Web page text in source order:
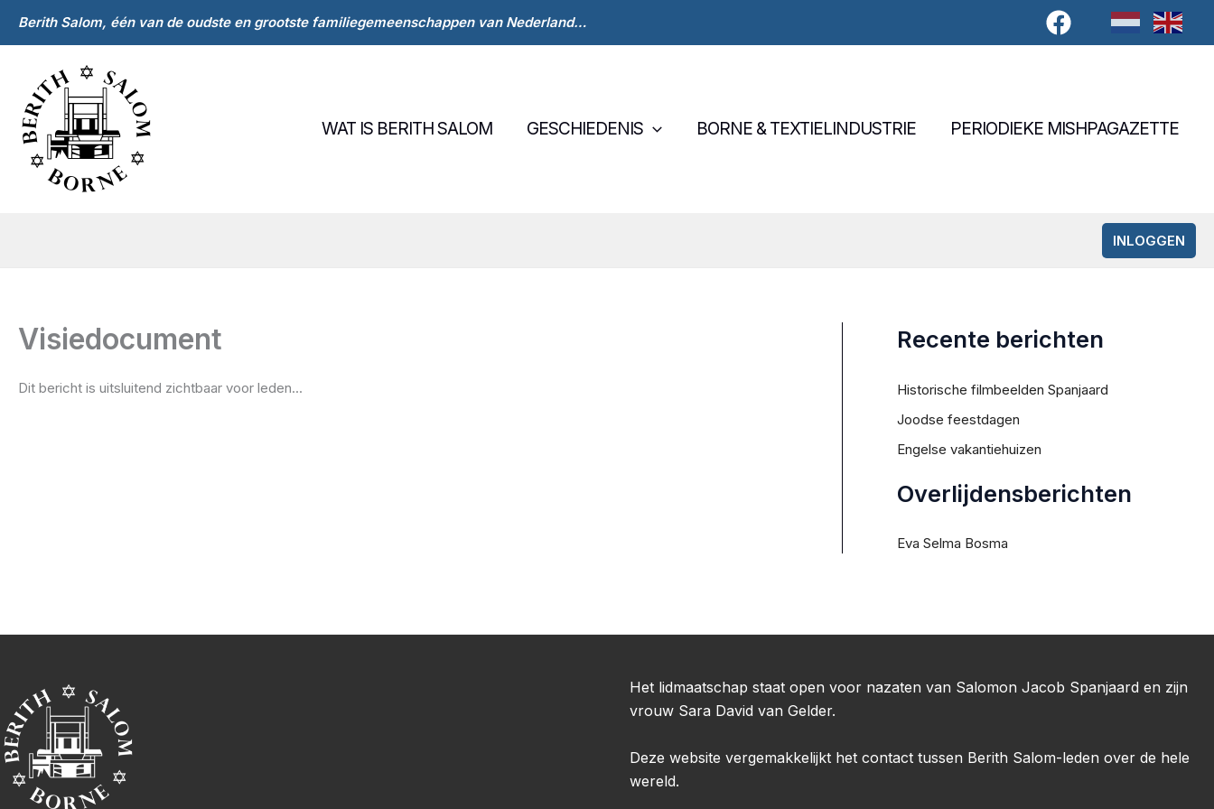
naar
Berith Salom, één van de oudste en grootste familiegemeenschappen van Nederland…
WAT IS BERITH SALOM GESCHIEDENIS BORNE & TEXTIELINDUSTRIE PERIODIEKE MISHPAGAZETTE
INLOGGEN
Visiedocument
Dit bericht is uitsluitend zichtbaar voor leden...
Recente berichten
Historische filmbeelden Spanjaard
Joodse feestdagen
Engelse vakantiehuizen
Overlijdensberichten
Eva Selma Bosma
Het lidmaatschap staat open voor nazaten van Salomon Jacob Spanjaard en zijn
vrouw Sara David van Gelder.
Deze website vergemakkelijkt het contact tussen Berith Salom-leden over de hele
wereld.